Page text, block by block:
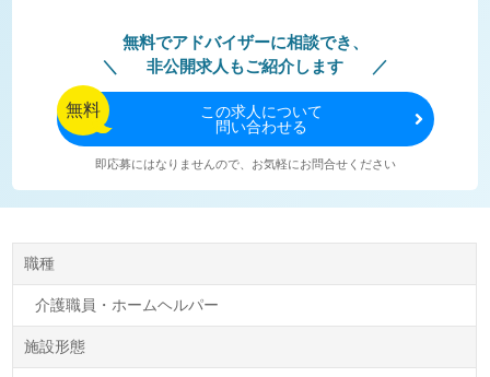
無料でアドバイザーに相談でき、
非公開求人もご紹介します
無料 この求人について
問い合わせる
即応募にはなりませんので、お気軽にお問合せください
職種
介護職員・ホームヘルパー
施設形態